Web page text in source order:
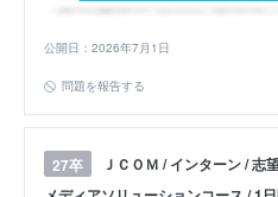
公開日：2026年7月1日
問題を報告する
27卒
ＪＣＯＭ / インターン / 志